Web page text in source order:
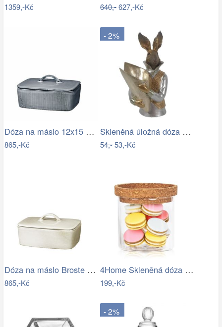
1359,-Kč 640,-627,-Kč
Dóza na máslo 12x15 cm Broste NORDIC…
865,-Kč
- 2%
Skleněná úložná dóza se srdíčkem a…
54,-53,-Kč
Dóza na máslo Broste NORDIC SAND -…
865,-Kč
4Home Skleněná dóza na potraviny s…
199,-Kč
- 2%